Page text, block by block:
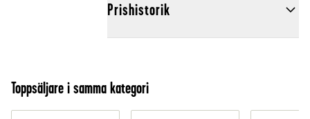
Prishistorik
Toppsäljare i samma kategori